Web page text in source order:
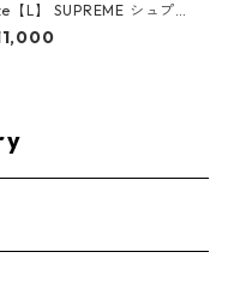
【L】 SUPREME シュプリ
×The Exorcist 25FW Mo
L/S Tee Black ロンT 黒